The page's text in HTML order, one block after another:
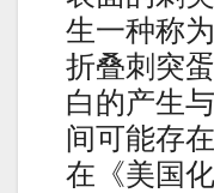
生一种称
折叠刺突
白的产生
间可能存
在《美国